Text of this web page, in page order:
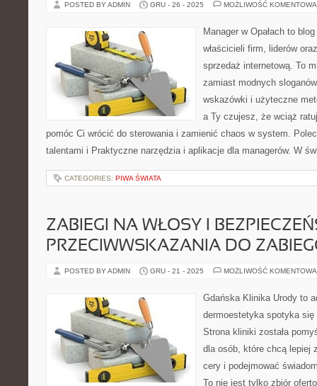
POSTED BY ADMIN GRU - 26 - 2025 MOŻLIWOŚĆ
Manager w Opałach to
właścicieli firm, liderów
sprzedaż internetową. To
zamiast modnych
wskazówki i użyteczne
a Ty czujesz, że wciąż
pomóc Ci wrócić do sterowania i zamienić chaos w system.
talentami i Praktyczne narzędzia i aplikacje dla managerów. W
CATEGORIES: PIWA ŚWIATA
ZABIEGI NA WŁOSY I
PRZECIWWSKAZANIA DO
POSTED BY ADMIN GRU - 21 - 2025 MOŻLIWOŚĆ
Gdańska Klinika Urody to
dermoestetyka spotyka
Strona kliniki została
dla osób, które chcą lepiej
cery i podejmować
To nie jest tylko zbiór